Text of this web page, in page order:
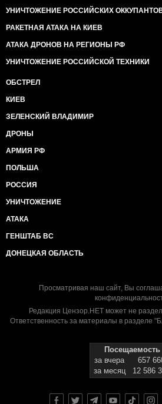
УНИЧТОЖЕНИЕ РОССИЙСКИХ
РАКЕТНАЯ АТАКА НА КИЕВ
АТАКА ДРОНОВ НА РЕГИОНЫ РФ
УНИЧТОЖЕНИЕ РОССИЙСКОЙ ТЕХНИКИ
ОБСТРЕЛ
КИЕВ
ЗЕЛЕНСКИЙ ВЛАДИМИР
ДРОНЫ
АРМИЯ РФ
ПОЛЬША
РОССИЯ
УНИЧТОЖЕНИЕ
АТАКА
ГЕНШТАБ ВС
ДОНЕЦКАЯ ОБЛАСТЬ
Просматривая наш сайт, Вы
Редакция Цензор.НЕТ может не
Ответственность за материалы в разделе
Посещаемость
за вчера
657
за месяц
12 586